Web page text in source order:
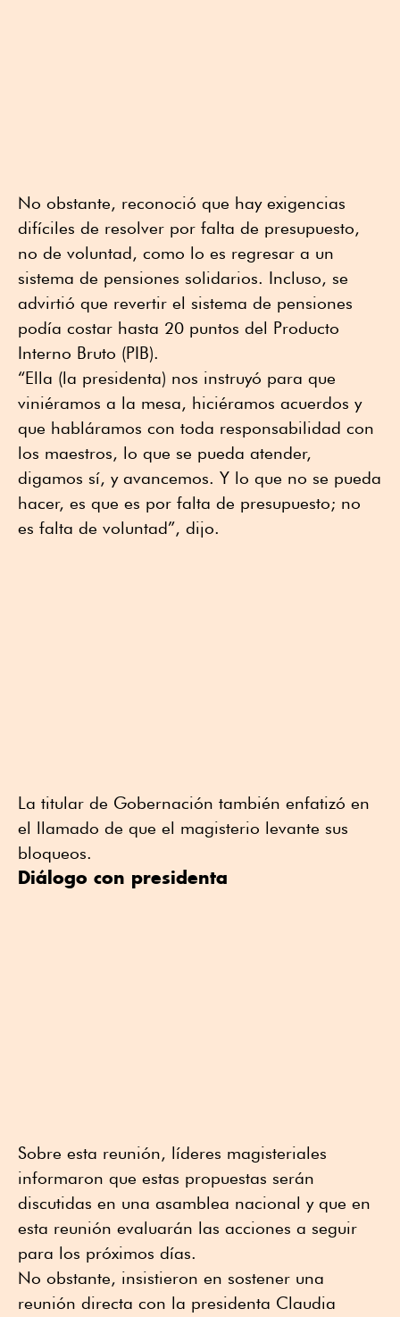
No obstante, reconoció que hay exigencias
difíciles de resolver por falta de presupuesto,
no de voluntad, como lo es regresar a un
sistema de pensiones solidarios. Incluso, se
advirtió que revertir el sistema de pensiones
podía costar hasta 20 puntos del Producto
Interno Bruto (PIB).
“Ella (la presidenta) nos instruyó para que
viniéramos a la mesa, hiciéramos acuerdos y
que habláramos con toda responsabilidad con
los maestros, lo que se pueda atender,
digamos sí, y avancemos. Y lo que no se pueda
hacer, es que es por falta de presupuesto; no
es falta de voluntad”, dijo.
La titular de Gobernación también enfatizó en
el llamado de que el magisterio levante sus
bloqueos.
Diálogo con presidenta
Sobre esta reunión, líderes magisteriales
informaron que estas propuestas serán
discutidas en una asamblea nacional y que en
esta reunión evaluarán las acciones a seguir
para los próximos días.
No obstante, insistieron en sostener una
reunión directa con la presidenta Claudia